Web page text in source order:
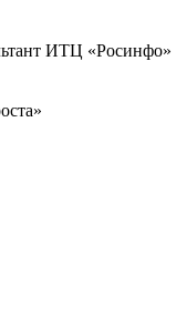
ИТЦ «Росинфо»